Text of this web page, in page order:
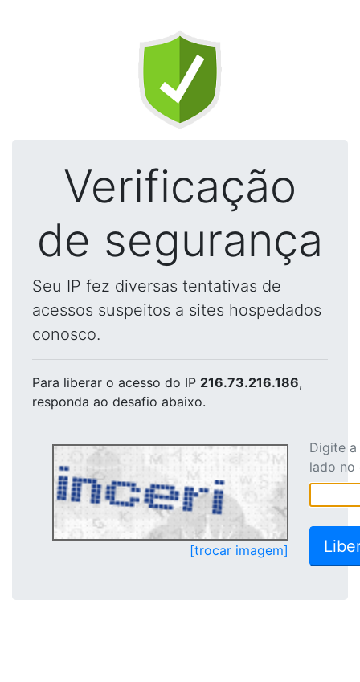
Verificação
de segurança
Seu IP fez diversas tentativas de
acessos suspeitos a sites hospedados
conosco.
Para liberar o acesso do IP 216.73.216.186,
responda ao desafio abaixo.
[trocar imagem]
Digite
lado no